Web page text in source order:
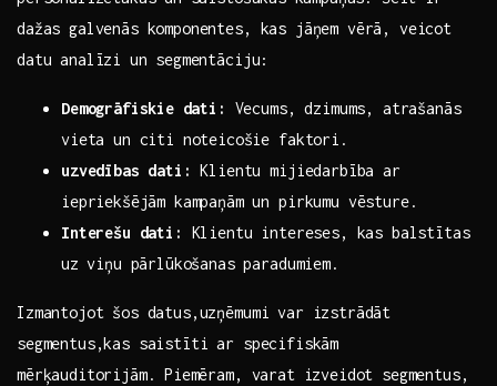
dažas galvenās komponentes, kas jāņem vērā,‌ veicot
datu analīzi ⁤un segmentāciju:
Demogrāfiskie ⁣dati:
Vecums, dzimums, atrašanās
vieta un citi noteicošie faktori.
uzvedības dati: Klientu mijiedarbība ar
iepriekšējām kampaņām un pirkumu vēsture.
Interešu dati:
Klientu intereses, kas balstītas
uz ⁢viņu ‌pārlūkošanas paradumiem.
Izmantojot šos ‌datus,uzņēmumi var​ izstrādāt
segmentus,kas saistīti ar specifiskām
mērķauditorijām. ⁣Piemēram,‍ varat‌ izveidot segmentus,‍